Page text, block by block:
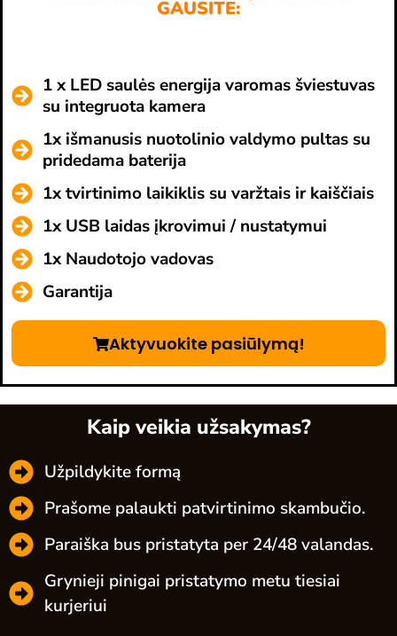
GAUSITE:
1 x LED saulės energija varomas šviestuvas
su integruota kamera
1x išmanusis nuotolinio valdymo pultas su
pridedama baterija
1x tvirtinimo laikiklis su varžtais ir kaiščiais
1x USB laidas įkrovimui / nustatymui
1x Naudotojo vadovas
Garantija
Aktyvuokite pasiūlymą!
Kaip veikia užsakymas?
Užpildykite formą
Prašome palaukti patvirtinimo skambučio.
Paraiška bus pristatyta per 24/48 valandas.
Grynieji pinigai pristatymo metu tiesiai
kurjeriui